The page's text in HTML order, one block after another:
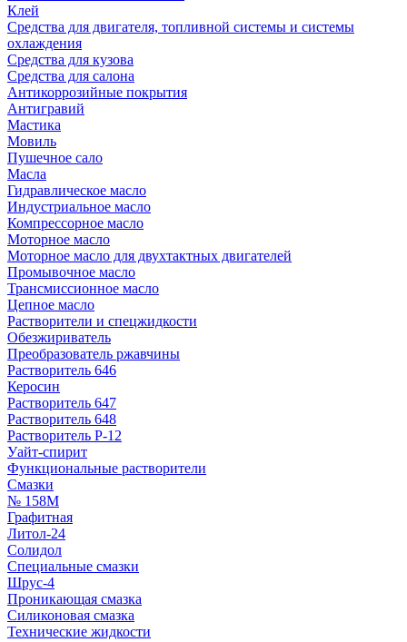
Клей
Средства для двигателя, топливной системы и системы
охлаждения
Средства для кузова
Средства для салона
Антикоррозийные покрытия
Антигравий
Мастика
Мовиль
Пушечное сало
Масла
Гидравлическое масло
Индустриальное масло
Компрессорное масло
Моторное масло
Моторное масло для двухтактных двигателей
Промывочное масло
Трансмиссионное масло
Цепное масло
Растворители и спецжидкости
Обезжириватель
Преобразователь ржавчины
Растворитель 646
Керосин
Растворитель 647
Растворитель 648
Растворитель Р-12
Уайт-спирит
Функциональные растворители
Смазки
№ 158М
Графитная
Литол-24
Солидол
Специальные смазки
Шрус-4
Проникающая смазка
Силиконовая смазка
Технические жидкости